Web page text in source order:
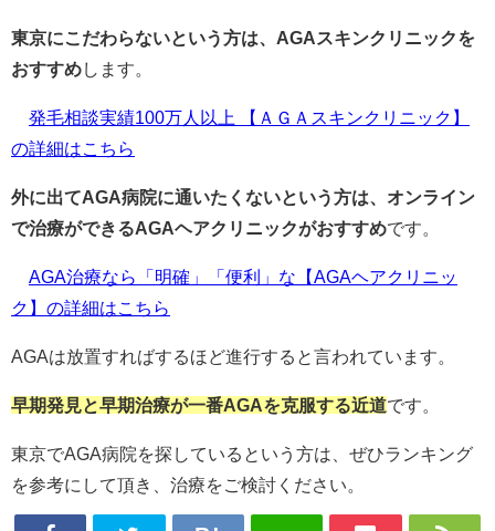
東京にこだわらないという方は、AGAスキンクリニックを
おすすめします。
発毛相談実績100万人以上 【ＡＧＡスキンクリニック】
の詳細はこちら
外に出てAGA病院に通いたくないという方は、オンライン
で治療ができるAGAヘアクリニックがおすすめです。
AGA治療なら「明確」「便利」な【AGAヘアクリニッ
ク】の詳細はこちら
AGAは放置すればするほど進行すると言われています。
早期発見と早期治療が一番AGAを克服する近道です。
東京でAGA病院を探しているという方は、ぜひランキング
を参考にして頂き、治療をご検討ください。